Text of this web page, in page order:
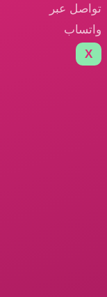
تواصل عبر
واتساب
X